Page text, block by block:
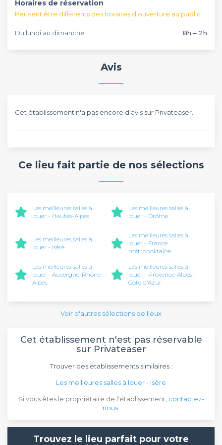
Horaires de réservation
Peuvent être différents des horaires d'ouverture au public
Du lundi au dimanche 8h – 2h
Avis
Cet établissement n'a pas encore d'avis sur Privateaser.
Ce lieu fait partie de nos sélections
Les meilleures salles à
louer - Hautes-Alpes
Les meilleures salles à
louer - Drôme
Les meilleures salles à
louer - Isère
Les meilleures salles à
louer - France
métropolitaine
Les meilleures salles à
louer - Auvergne-Rhône-
Alpes
Les meilleures salles à
louer - Provence-Alpes-
Côte d'Azur
Voir d'autres sélections de lieux
Cet établissement n'est pas réservable
sur Privateaser
Trouver des établissements similaires :
Les meilleures salles à louer - Isère
Si vous êtes le propriétaire de l'établissement, contactez-
nous
Trouvez le lieu parfait pour votre